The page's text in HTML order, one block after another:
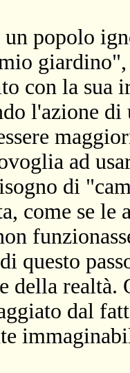
popolo
con la
l'azione
ad
di
come se le
della realtà.
dal